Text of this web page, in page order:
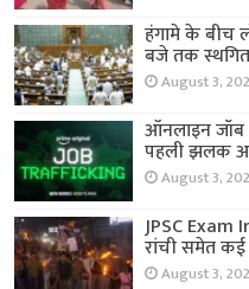
हंगामे के बीच
बजे तक स्थगित
August 3,
ऑनलाइन जॉब
पहली झलक
August 3,
JPSC Exam
रांची समेत कई
August 3,